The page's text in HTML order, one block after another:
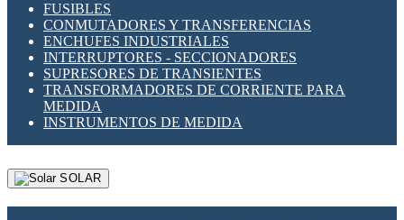
FUSIBLES
CONMUTADORES Y TRANSFERENCIAS
ENCHUFES INDUSTRIALES
INTERRUPTORES - SECCIONADORES
SUPRESORES DE TRANSIENTES
TRANSFORMADORES DE CORRIENTE PARA
MEDIDA
INSTRUMENTOS DE MEDIDA
SOLAR